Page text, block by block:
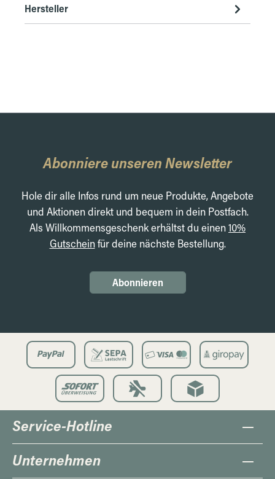
Hersteller
Abonniere unseren Newsletter
Hole dir alle Infos rund um neue Produkte, Angebote
und Aktionen direkt und bequem in dein Postfach.
Als Willkommensgeschenk erhältst du einen10%
Gutscheinfür deine nächste Bestellung.
Abonnieren
Service-Hotline
Unternehmen